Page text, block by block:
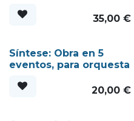
35,00€
Síntese: Obra en 5
eventos, para orquesta
20,00€